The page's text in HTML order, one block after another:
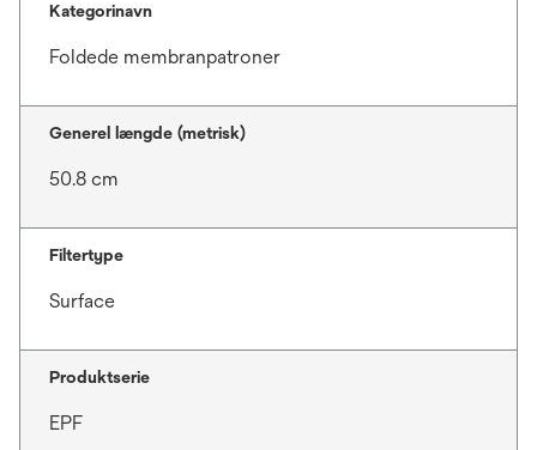
Kategorinavn
Foldede membranpatroner
Generel længde (metrisk)
50.8 cm
Filtertype
Surface
Produktserie
EPF